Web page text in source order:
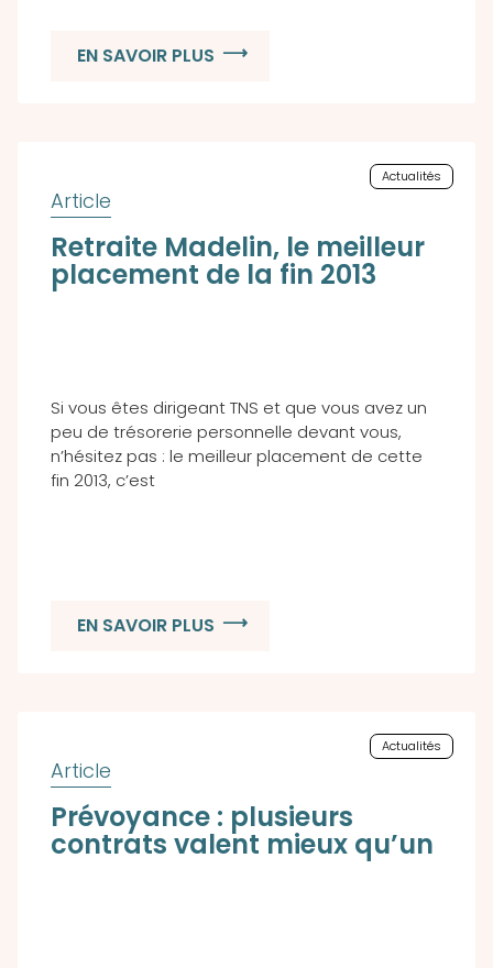
EN SAVOIR PLUS
Actualités
Retraite Madelin, le meilleur
placement de la fin 2013
Si vous êtes dirigeant TNS et que vous avez un
peu de trésorerie personnelle devant vous,
n’hésitez pas : le meilleur placement de cette
fin 2013, c’est
EN SAVOIR PLUS
Actualités
Prévoyance : plusieurs
contrats valent mieux qu’un